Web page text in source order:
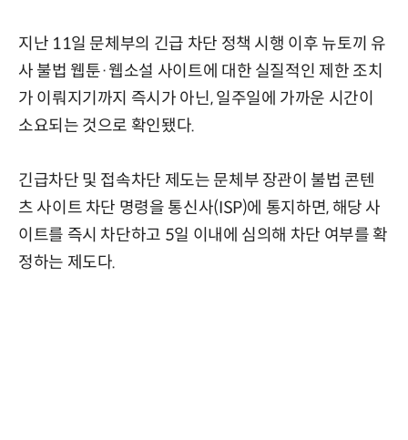
지난 11일 문체부의 긴급 차단 정책 시행 이후 뉴토끼 유
사 불법 웹툰·웹소설 사이트에 대한 실질적인 제한 조치
가 이뤄지기까지 즉시가 아닌, 일주일에 가까운 시간이
소요되는 것으로 확인됐다.
긴급차단 및 접속차단 제도는 문체부 장관이 불법 콘텐
츠 사이트 차단 명령을 통신사(ISP)에 통지하면, 해당 사
이트를 즉시 차단하고 5일 이내에 심의해 차단 여부를 확
정하는 제도다.